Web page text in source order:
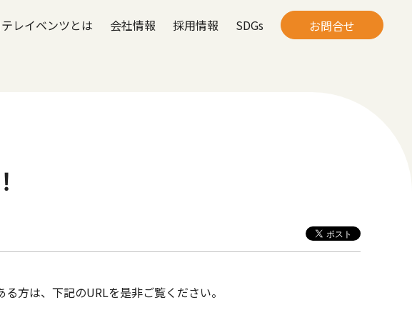
レイベンツとは 会社情報 採用情報 SDGs お問合せ
方は、下記のURLを是非ご覧ください。